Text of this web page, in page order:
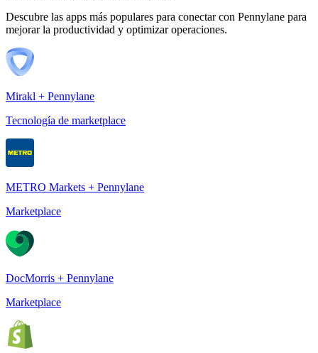
Descubre las apps más populares para conectar con Pennylane para
mejorar la productividad y optimizar operaciones.
Mirakl + Pennylane
Tecnología de marketplace
METRO Markets + Pennylane
Marketplace
DocMorris + Pennylane
Marketplace